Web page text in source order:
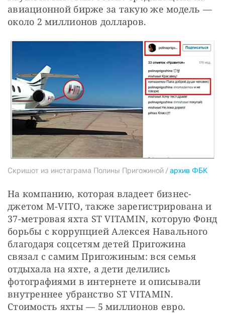
авиационной бирже за такую же модель —
около 2 миллионов долларов.
Скришот из инстаграма Полины Пригожиной /архив ФБК
На компанию, которая владеет бизнес-
джетом M-VITO, также зарегистрирована и
37-метровая яхта ST VITAMIN, которую Фонд
борьбы с коррупцией Алексея Навального
благодаря соцсетям детей Пригожина
связал с самим Пригожиным: вся семья
отдыхала на яхте, а дети делились
фотографиями в интернете и описывали
внутреннее убранство ST VITAMIN.
Стоимость яхты — 5 миллионов евро.